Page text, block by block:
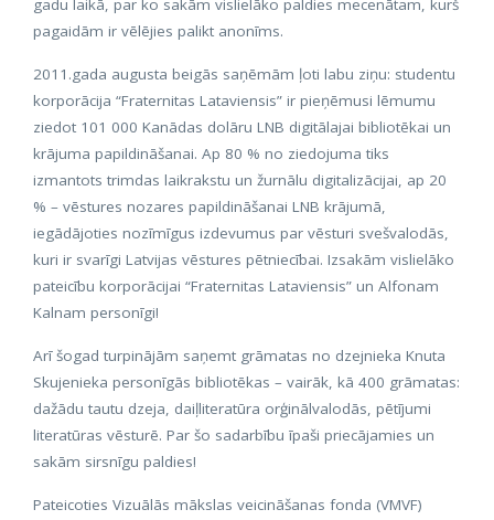
gadu laikā, par ko sakām vislielāko paldies mecenātam, kurš
pagaidām ir vēlējies palikt anonīms.
2011.gada augusta beigās saņēmām ļoti labu ziņu: studentu
korporācija “Fraternitas Lataviensis” ir pieņēmusi lēmumu
ziedot 101 000 Kanādas dolāru LNB digitālajai bibliotēkai un
krājuma papildināšanai. Ap 80 % no ziedojuma tiks
izmantots trimdas laikrakstu un žurnālu digitalizācijai, ap 20
% – vēstures nozares papildināšanai LNB krājumā,
iegādājoties nozīmīgus izdevumus par vēsturi svešvalodās,
kuri ir svarīgi Latvijas vēstures pētniecībai. Izsakām vislielāko
pateicību korporācijai “Fraternitas Lataviensis” un Alfonam
Kalnam personīgi!
Arī šogad turpinājām saņemt grāmatas no dzejnieka Knuta
Skujenieka personīgās bibliotēkas – vairāk, kā 400 grāmatas:
dažādu tautu dzeja, daiļliteratūra orģinālvalodās, pētījumi
literatūras vēsturē. Par šo sadarbību īpaši priecājamies un
sakām sirsnīgu paldies!
Pateicoties Vizuālās mākslas veicināšanas fonda (VMVF)